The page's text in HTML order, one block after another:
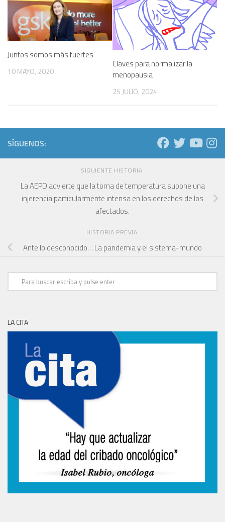
Juntos somos más fuertes
10 MAYO, 2020
Claves para normalizar la
menopausia
25 JULIO, 2024
SÍGUENOS:
SIGUIENTE HISTORIA
La AEPD advierte que la toma de temperatura supone una
injerencia particularmente intensa en los derechos de los
afectados.
HISTORIA PREVIA
Ante lo desconocido… La pandemia y el sistema-mundo
LA CITA